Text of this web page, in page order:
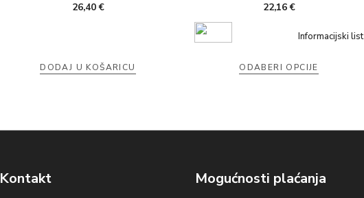
26,40€
DODAJ U KOŠARICU
22,16€
Informacijski list
ODABERI OPCIJE
Kontakt Mogućnosti plaćanja